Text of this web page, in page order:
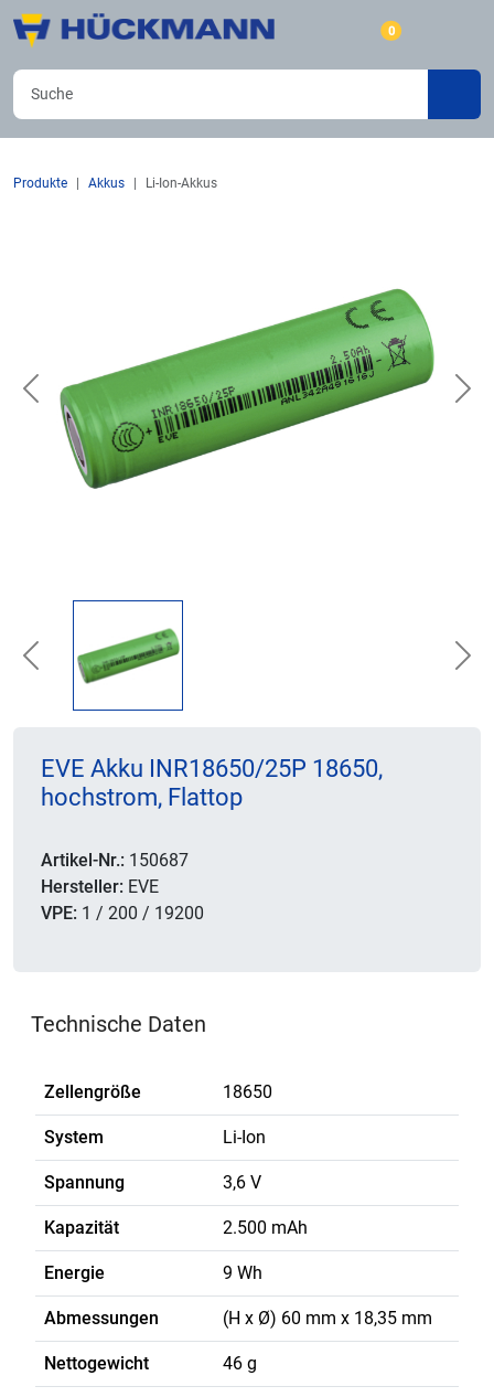
0
Produkte Akkus Li-Ion-Akkus
Previous
Previous
EVE Akku INR18650/25P 18650,
hochstrom, Flattop
Artikel-Nr.: 150687
Hersteller: EVE
VPE: 1 / 200 / 19200
Technische Daten
Zellengröße 18650
System Li-Ion
Spannung 3,6 V
Kapazität 2.500 mAh
Energie 9 Wh
Abmessungen (H x Ø) 60 mm x 18,35 mm
Nettogewicht 46 g